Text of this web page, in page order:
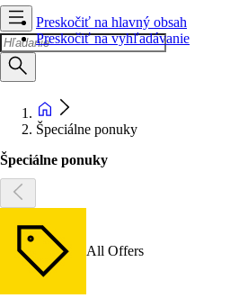
Preskočiť na hlavný obsah
Preskočiť na vyhľadávanie
Špeciálne ponuky
Špeciálne ponuky
All Offers